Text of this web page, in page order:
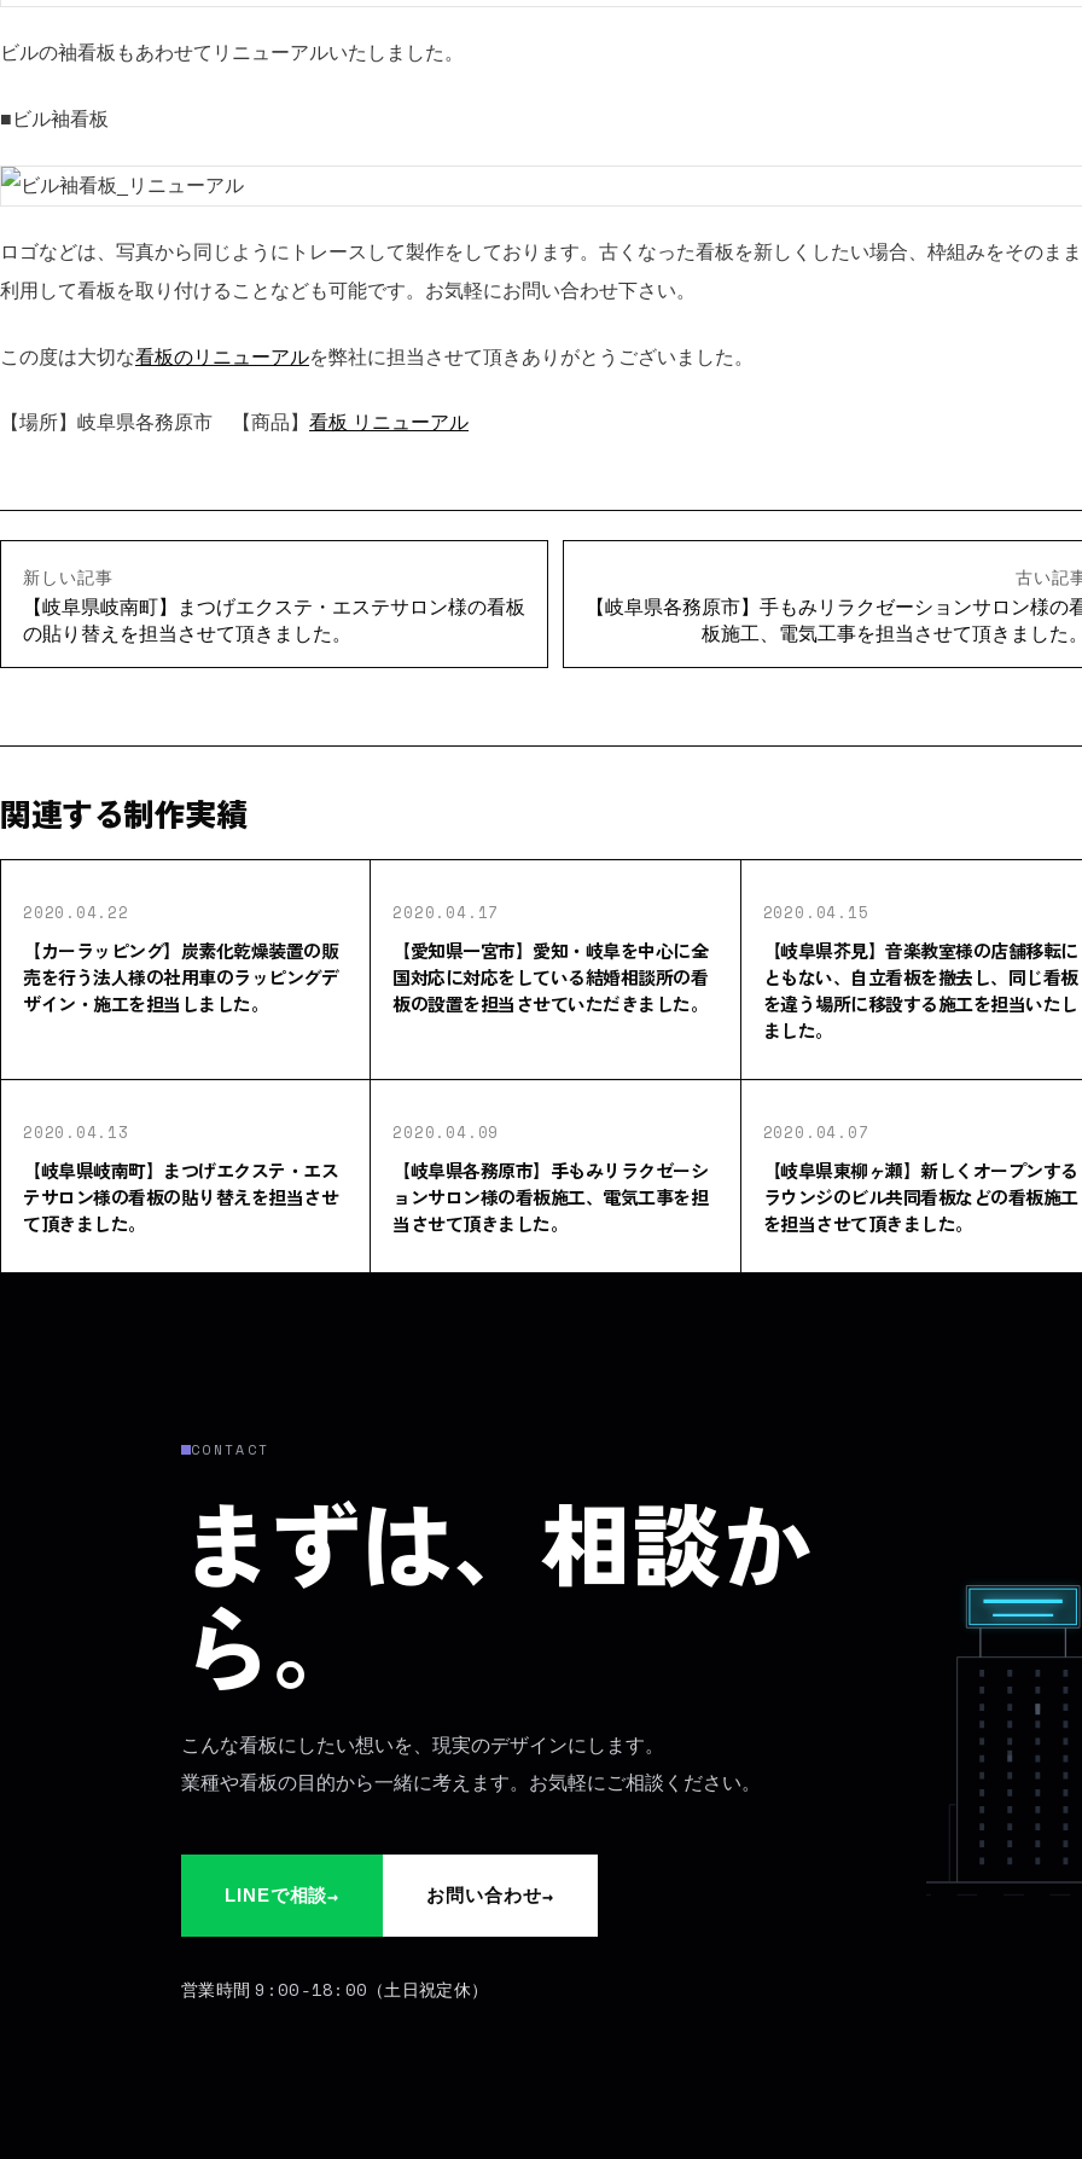
ビルの袖看板もあわせてリニューアルいたしました。
■ビル袖看板
ロゴなどは、写真から同じようにトレースして製作をしております。古くなった看板を新しくしたい場合、枠組みをそのま
利用して看板を取り付けることなども可能です。お気軽にお問い合わせ下さい。
この度は大切な看板のリニューアルを弊社に担当させて頂きありがとうございました。
【場所】岐阜県各務原市 【商品】 看板 リニューアル
新しい記事
【岐阜県岐南町】まつげエクステ・エステサロン様の看板
の貼り替えを担当させて頂きました。
古い記
【岐阜県各務原市】手もみリラクゼーションサロン様の
板施工、電気工事を担当させて頂きました
関連する制作実績
2020.04.22
【カーラッピング】炭素化乾燥装置の販
売を行う法人様の社用車のラッピングデ
ザイン・施工を担当しました。
2020.04.17
【愛知県一宮市】愛知・岐阜を中心に全
国対応に対応をしている結婚相談所の看
板の設置を担当させていただきました。
2020.04.15
【岐阜県芥見】音楽教室様の店舗移転に
ともない、自立看板を撤去し、同じ看板
を違う場所に移設する施工を担当いたし
ました。
2020.04.13
【岐阜県岐南町】まつげエクステ・エス
テサロン様の看板の貼り替えを担当させ
て頂きました。
2020.04.09
【岐阜県各務原市】手もみリラクゼーシ
ョンサロン様の看板施工、電気工事を担
当させて頂きました。
2020.04.07
【岐阜県東柳ヶ瀬】新しくオープンする
ラウンジのビル共同看板などの看板施工
を担当させて頂きました。
CONTACT
まずは、相談か
ら。
こんな看板にしたい想いを、現実のデザインにします。
業種や看板の目的から一緒に考えます。お気軽にご相談ください。
LINEで相談→ お問い合わせ→
営業時間9:00-18:00 （土日祝定休）